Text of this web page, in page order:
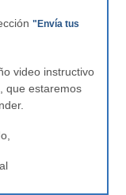
"Envía tus
video instructivo
que estaremos